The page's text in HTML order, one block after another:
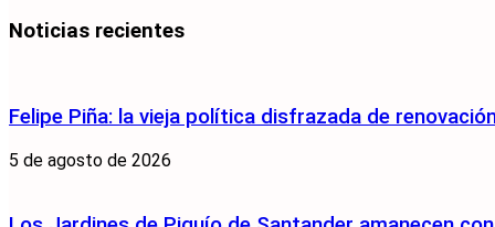
Noticias recientes
Felipe Piña: la vieja política disfrazada de
5 de agosto de 2026